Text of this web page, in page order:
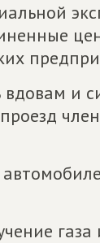
вдовам и
газа